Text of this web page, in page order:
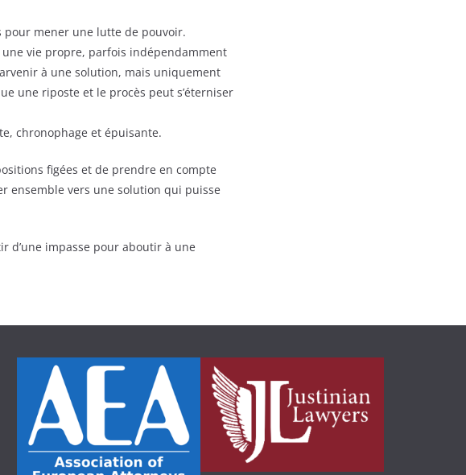
mener une lutte de pouvoir.
vie propre, parfois indépendamment
à une solution, mais uniquement
une riposte et le procès peut s’éterniser
chronophage et épuisante.
figées et de prendre en compte
ensemble vers une solution qui puisse
d’une impasse pour aboutir à une